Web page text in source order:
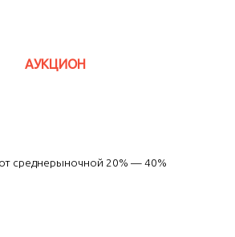
АУКЦИОН
среднерыночной 20% — 40%